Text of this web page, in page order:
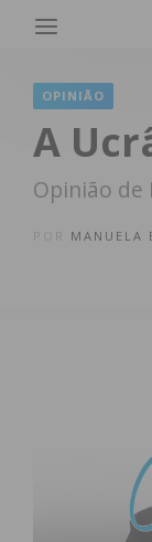
OPINIÃO
A
Opinião de
MANUELA